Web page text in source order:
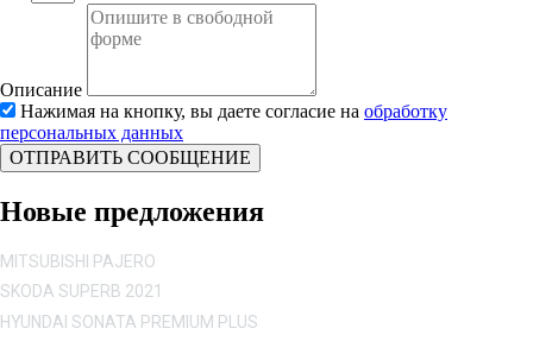
Описание
Нажимая на кнопку, вы даете согласие на обработку
персональных данных
ОТПРАВИТЬ СООБЩЕНИЕ
Новые предложения
MITSUBISHI PAJERO
SKODA SUPERB 2021
HYUNDAI SONATA PREMIUM PLUS